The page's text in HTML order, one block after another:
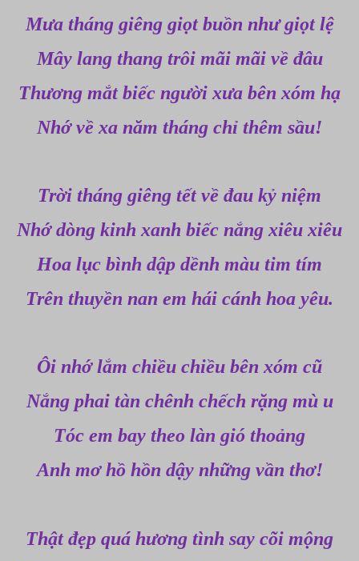
Mưa tháng giêng giọt buồn như giọt lệ
Mây lang thang trôi mãi mãi về đâu
Thương mắt biếc người xưa bên xóm hạ
Nhớ về xa năm tháng chỉ thêm sầu!
Trời tháng giêng tết về đau kỷ niệm
Nhớ dòng kinh xanh biếc nắng xiêu xiêu
Hoa lục bình dập dềnh màu tim tím
Trên thuyền nan em hái cánh hoa yêu.
Ôi nhớ lắm chiều chiều bên xóm cũ
Nắng phai tàn chênh chếch rặng mù u
Tóc em bay theo làn gió thoảng
Anh mơ hồ hồn dậy những vần thơ!
Thật đẹp quá hương tình say cõi mộng